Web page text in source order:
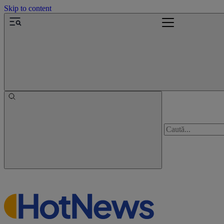
Skip to content